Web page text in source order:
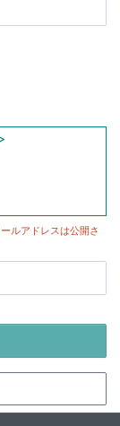
ルアドレスは公開さ